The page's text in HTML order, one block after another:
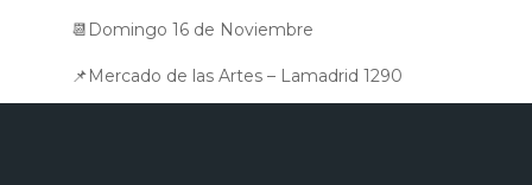
📆Domingo 16 de Noviembre
📌Mercado de las Artes – Lamadrid 1290